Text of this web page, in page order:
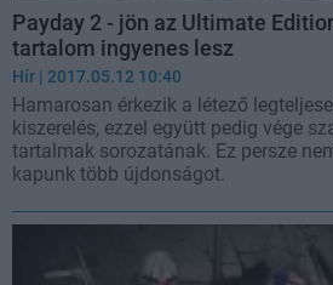
Payday 2 - jön az Ultimate
tartalom ingyenes lesz
Hír | 2017.05.12 10:40
Hamarosan érkezik a létező
kiszerelés, ezzel együtt pedig vége
tartalmak sorozatának. Ez persze
kapunk több újdonságot.